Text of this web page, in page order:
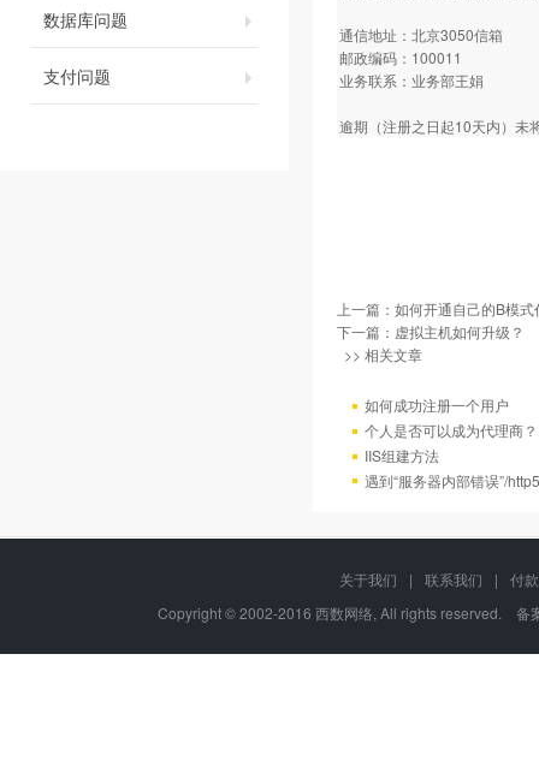
数据库问题
支付问题
通信地址：北京3050信箱
邮政编码：100011
业务联系：业务部王娟
逾期（注册之日起10天内）未
上一篇： 如何开通自己的B模式
下一篇： 虚拟主机如何升级？
>> 相关文章
如何成功注册一个用户
个人是否可以成为代理商？
IIS组建方法
遇到“服务器内部错误”/
关于我们 | 联系我们 |
付
Copyright © 2002-2016 西数网络, All rights reserved. 备